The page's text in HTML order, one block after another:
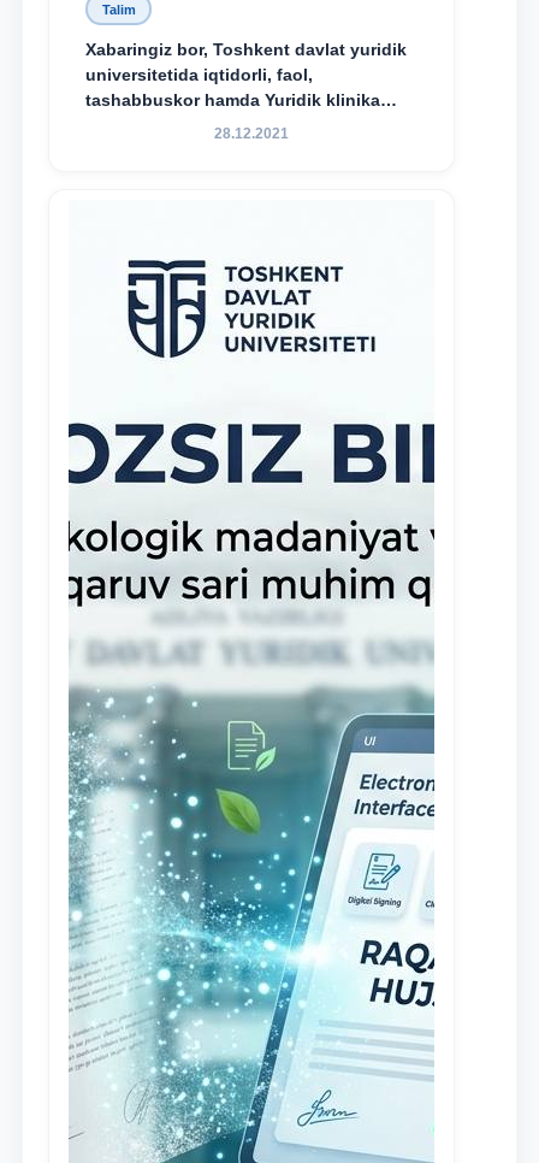
Talim
Xabaringiz bor, Toshkent davlat yuridik
universitetida iqtidorli, faol,
tashabbuskor hamda Yuridik klinika
faoliyatida o‘z bilim va ko‘nikmalarini
28.12.2021